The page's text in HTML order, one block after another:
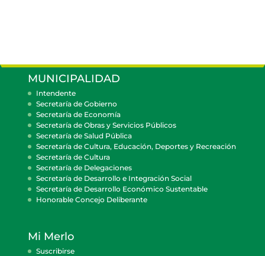
MUNICIPALIDAD
Intendente
Secretaría de Gobierno
Secretaría de Economía
Secretaría de Obras y Servicios Públicos
Secretaría de Salud Pública
Secretaría de Cultura, Educación, Deportes y Recreación
Secretaría de Cultura
Secretaría de Delegaciones
Secretaría de Desarrollo e Integración Social
Secretaría de Desarrollo Económico Sustentable
Honorable Concejo Deliberante
Mi Merlo
Suscribirse